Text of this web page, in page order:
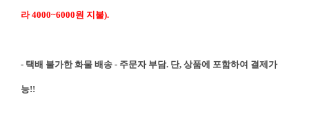
라 4000~6000원 지불).
- 택배 불가한 화물 배송 - 주문자 부담. 단, 상품에 포함하여 결제가
능!!